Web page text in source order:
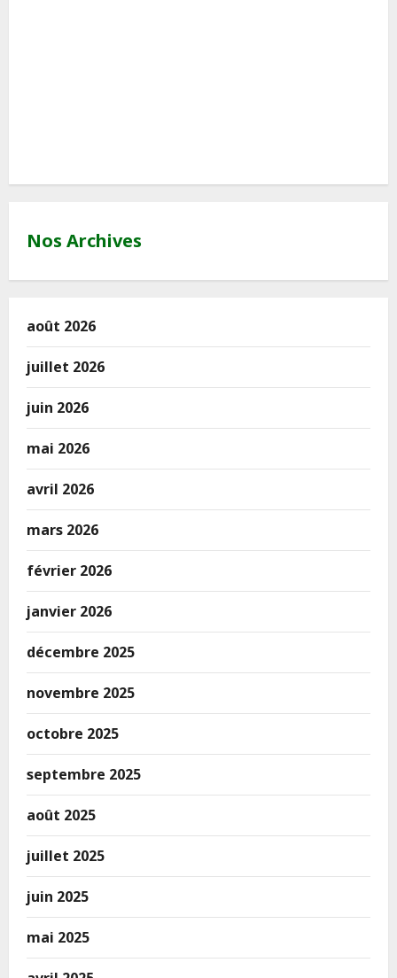
Nos Archives
août 2026
juillet 2026
juin 2026
mai 2026
avril 2026
mars 2026
février 2026
janvier 2026
décembre 2025
novembre 2025
octobre 2025
septembre 2025
août 2025
juillet 2025
juin 2025
mai 2025